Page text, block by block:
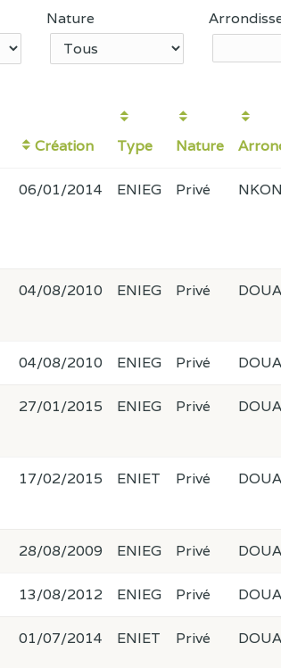
Nature
Création Type Nature
06/01/2014 ENIEG Privé
04/08/2010 ENIEG Privé
04/08/2010 ENIEG Privé
27/01/2015 ENIEG Privé
17/02/2015 ENIET Privé
28/08/2009 ENIEG Privé
13/08/2012 ENIEG Privé
01/07/2014 ENIET Privé